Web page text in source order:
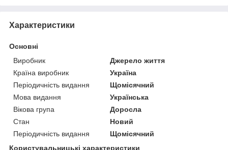
Характеристики
Основні
Виробник
Джерело життя
Країна виробник
Україна
Періодичність видання
Щомісячний
Мова видання
Українська
Вікова група
Доросла
Стан
Новий
Періодичність видання
Щомісячний
Користувальницькі характеристики